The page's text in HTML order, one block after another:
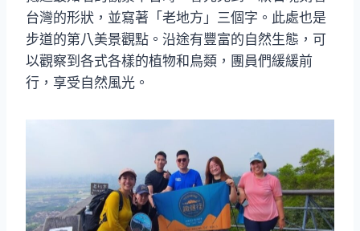
台灣的形狀，並寫著「老地方」三個字。此處也是
步道的第八美景觀點。沿途有豐富的自然生態，可
以觀察到各式各樣的植物和鳥類，團員們緩緩前
行，享受自然風光。